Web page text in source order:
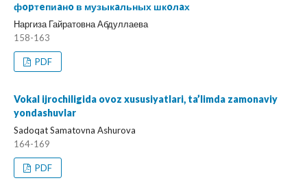
фopтeпиaнo в музыкaльных шкoлaх
Наргиза Гайратовна Абдуллаева
158-163
PDF
Vokal ijrochiligida ovoz xususiyatlari, ta’limda zamonaviy
yondashuvlar
Sadoqat Samatovna Ashurova
164-169
PDF